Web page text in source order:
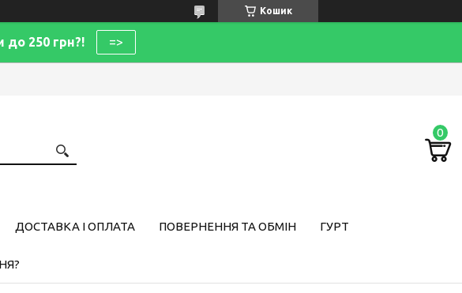
Кошик
250 грн?! =>
ДОСТАВКА І ОПЛАТА ПОВЕРНЕННЯ ТА ОБМІН ГУРТ